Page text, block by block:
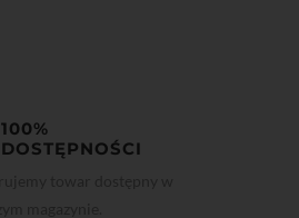
100%
DOSTĘPNOŚCI